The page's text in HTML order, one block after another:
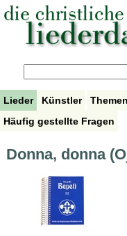
Lieder Künstler Themen
Häufig gestellte Fragen
Donna, donna